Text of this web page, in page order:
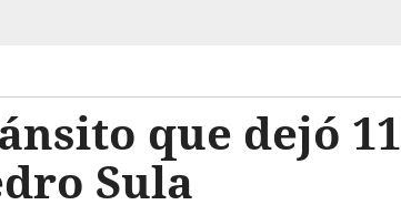
que dejó 11
Sula